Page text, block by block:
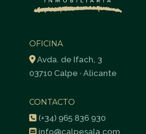
OFICINA
Avda. de Ifach, 3
03710 Calpe · Alicante
CONTACTO
(+34) 965 836 930
info@calpesala.com